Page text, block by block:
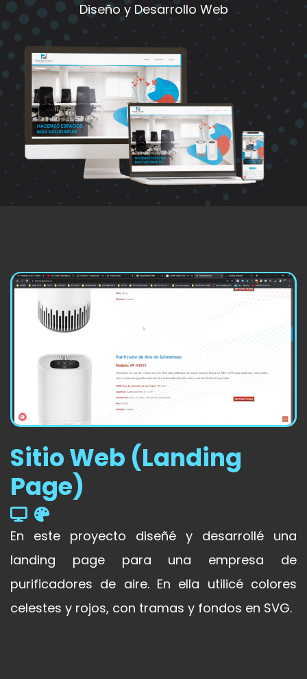
Diseño y Desarrollo Web
Sitio Web (Landing
Page)
En este proyecto diseñé y desarrollé una
landing page para una empresa de
purificadores de aire. En ella utilicé colores
celestes y rojos, con tramas y fondos en SVG.